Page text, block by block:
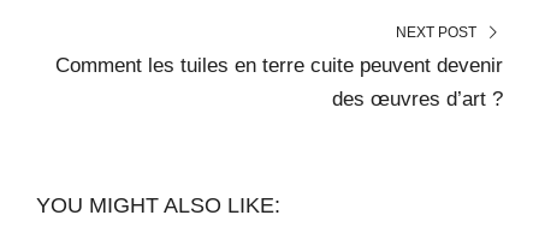
NEXT POST
Comment les tuiles en terre cuite peuvent devenir
des œuvres d’art ?
YOU MIGHT ALSO LIKE: